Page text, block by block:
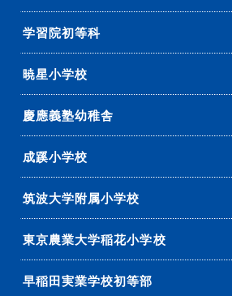
学習院初等科
暁星小学校
慶應義塾幼稚舎
成蹊小学校
筑波大学附属小学校
東京農業大学稲花小学校
早稲田実業学校初等部